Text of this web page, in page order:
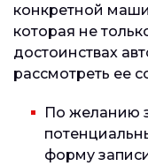
конкретной
которая не
достоинствах
рассмотреть ее
По желанию
форму